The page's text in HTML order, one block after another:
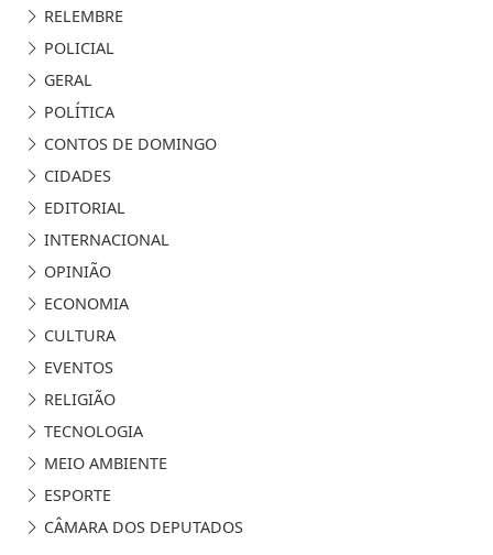
RELEMBRE
POLICIAL
GERAL
POLÍTICA
CONTOS DE DOMINGO
CIDADES
EDITORIAL
INTERNACIONAL
OPINIÃO
ECONOMIA
CULTURA
EVENTOS
RELIGIÃO
TECNOLOGIA
MEIO AMBIENTE
ESPORTE
CÂMARA DOS DEPUTADOS